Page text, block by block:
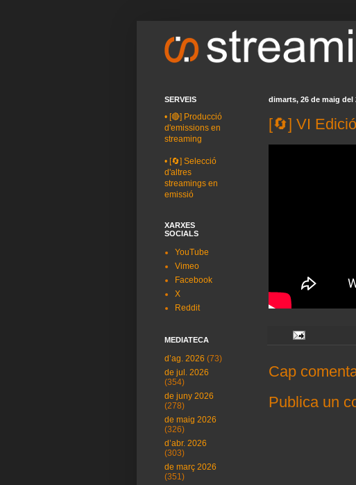
dimarts, 26 de maig del
[🔄] VI
Cap
Publica un
SERVEIS
• [🔴] Producció
d'emissions en
streaming
• [🔄] Selecció
d'altres
streamings en
emissió
XARXES
SOCIALS
YouTube
Vimeo
Facebook
X
Reddit
MEDIATECA
d’ag. 2026 (73)
de jul. 2026
(354)
de juny 2026
(278)
de maig 2026
(326)
d’abr. 2026
(303)
de març 2026
(351)